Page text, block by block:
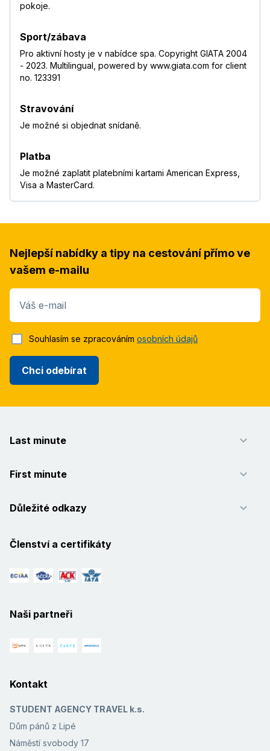
pokoje.
Sport/zábava
Pro aktivní hosty je v nabídce spa. Copyright GIATA 2004
- 2023. Multilingual, powered by www.giata.com for client
no. 123391
Stravování
Je možné si objednat snídaně.
Platba
Je možné zaplatit platebními kartami American Express,
Visa a MasterCard.
Nejlepší nabídky a tipy na cestování přímo ve
vašem e-mailu
Váš e-mail
Chci odebírat
Souhlasím se zpracováním osobních údajů
Last minute
First minute
Důležité odkazy
Členství a certifikáty
Naši partneři
Kontakt
STUDENT AGENCY TRAVEL k.s.
Dům pánů z Lipé
Náměstí svobody 17